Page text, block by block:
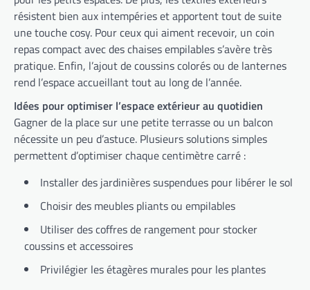
résistent bien aux intempéries et apportent tout de suite
une touche cosy. Pour ceux qui aiment recevoir, un coin
repas compact avec des chaises empilables s’avère très
pratique. Enfin, l’ajout de coussins colorés ou de lanternes
rend l’espace accueillant tout au long de l’année.
Idées pour optimiser l’espace extérieur au quotidien
Gagner de la place sur une petite terrasse ou un balcon
nécessite un peu d’astuce. Plusieurs solutions simples
permettent d’optimiser chaque centimètre carré :
Installer des jardinières suspendues pour libérer le sol
Choisir des meubles pliants ou empilables
Utiliser des coffres de rangement pour stocker
coussins et accessoires
Privilégier les étagères murales pour les plantes